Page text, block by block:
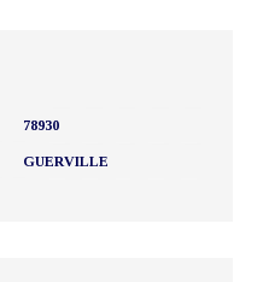
78930
GUERVILLE